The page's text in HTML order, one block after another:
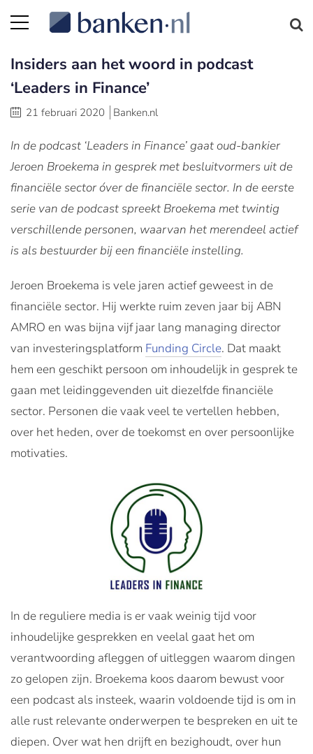
Insiders aan het woord in podcast
‘Leaders in Finance’
21 februari 2020 Banken.nl
In de podcast ‘Leaders in Finance’ gaat oud-bankier
Jeroen Broekema in gesprek met besluitvormers uit de
financiële sector óver de financiële sector. In de eerste
serie van de podcast spreekt Broekema met twintig
verschillende personen, waarvan het merendeel actief
is als bestuurder bij een financiële instelling.
Jeroen Broekema is vele jaren actief geweest in de
financiële sector. Hij werkte ruim zeven jaar bij ABN
AMRO en was bijna vijf jaar lang managing director
van investeringsplatform Funding Circle. Dat maakt
hem een geschikt persoon om inhoudelijk in gesprek te
gaan met leidinggevenden uit diezelfde financiële
sector. Personen die vaak veel te vertellen hebben,
over het heden, over de toekomst en over persoonlijke
motivaties.
In de reguliere media is er vaak weinig tijd voor
inhoudelijke gesprekken en veelal gaat het om
verantwoording afleggen of uitleggen waarom dingen
zo gelopen zijn. Broekema koos daarom bewust voor
een podcast als insteek, waarin voldoende tijd is om in
alle rust relevante onderwerpen te bespreken en uit te
diepen. Over wat hen drijft en bezighoudt, over hun